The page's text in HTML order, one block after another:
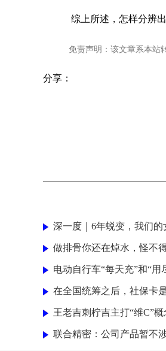
综上所述，怎样分辨
免责声明：该文章系本站
分享：
深一度｜6年蜕变，我们的
做排骨你还在焯水，怪不
电动自行车“每天充”和“用
在全国统筹之后，社保卡
王老吉刺柠吉主打“维C”
联合精密：公司产品暂不